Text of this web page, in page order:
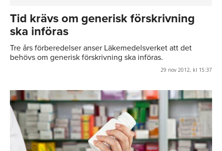
Tid krävs om generisk förskrivning
ska införas
Tre års förberedelser anser Läkemedelsverket att det
behövs om generisk förskrivning ska införas.
29 nov 2012, kl 15:37